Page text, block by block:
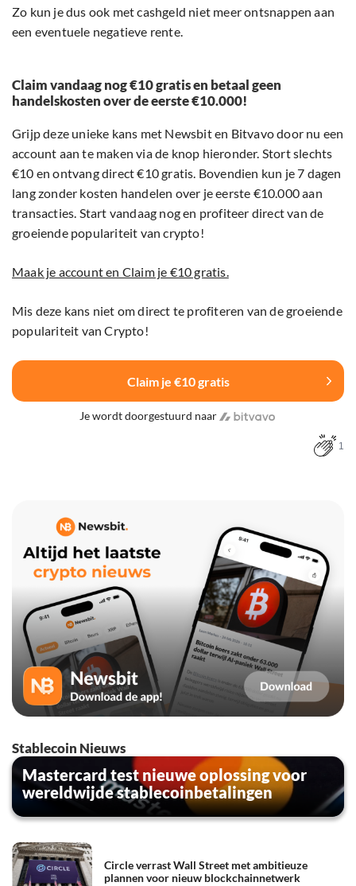
Zo kun je dus ook met cashgeld niet meer ontsnappen aan
een eventuele negatieve rente.
Claim vandaag nog €10 gratis en betaal geen
handelskosten over de eerste €10.000!
Grijp deze unieke kans met Newsbit en Bitvavo door nu een
account aan te maken via de knop hieronder. Stort slechts
€10 en ontvang direct €10 gratis. Bovendien kun je 7 dagen
lang zonder kosten handelen over je eerste €10.000 aan
transacties. Start vandaag nog en profiteer direct van de
groeiende populariteit van crypto!
Maak je account en Claim je €10 gratis.
Mis deze kans niet om direct te profiteren van de groeiende
populariteit van Crypto!
Claim je €10 gratis
Je wordt doorgestuurd naar
1
Stablecoin Nieuws
Mastercard test nieuwe oplossing voor
wereldwijde stablecoinbetalingen
Circle verrast Wall Street met ambitieuze
plannen voor nieuw blockchainnetwerk